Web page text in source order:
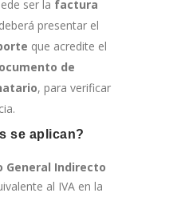
ser la factura
presentar el
que acredite el
de
, para verificar
se aplican?
General Indirecto
al IVA en la